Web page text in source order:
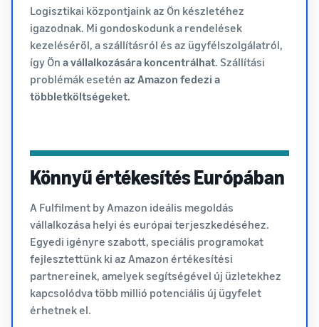
Logisztikai központjaink az Ön készletéhez
igazodnak. Mi gondoskodunk a rendelések
kezeléséről, a szállításról és az ügyfélszolgálatról,
így Ön a vállalkozására koncentrálhat. Szállítási
problémák esetén az Amazon fedezi a
többletköltségeket.
Könnyű értékesítés Európában
A Fulfilment by Amazon ideális megoldás
vállalkozása helyi és európai terjeszkedéséhez.
Egyedi igényre szabott, speciális programokat
fejlesztettünk ki az Amazon értékesítési
partnereinek, amelyek segítségével új üzletekhez
kapcsolódva több millió potenciális új ügyfelet
érhetnek el.